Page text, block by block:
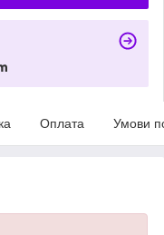
Оплата Умови